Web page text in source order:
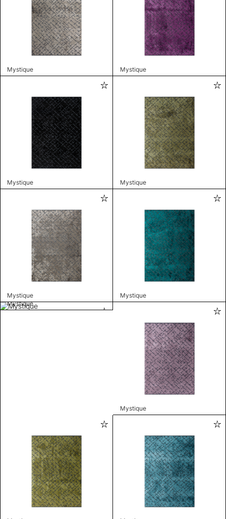
Mystique Mystique
Mystique Mystique
Mystique
Mystique
Mystique
Mystique